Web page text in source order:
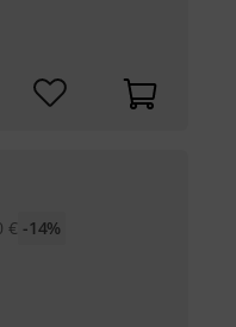
€ -14%